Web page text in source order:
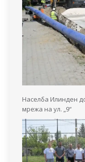
Населба Илинден
мрежа на ул. „9“